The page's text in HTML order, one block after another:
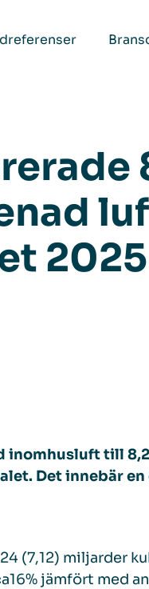
2025
inomhusluft till 8,
Det innebär
(7,12) miljarder
16%jämfört med